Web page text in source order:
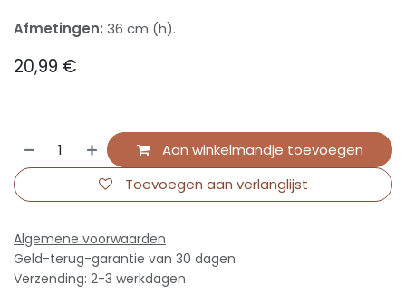
Afmetingen: 36 cm (h).
20,99 €
Aan winkelmandje toevoegen
Toevoegen aan verlanglijst
Algemene voorwaarden
Geld-terug-garantie van 30 dagen
Verzending: 2-3 werkdagen